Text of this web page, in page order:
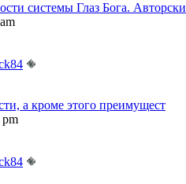
системы Глаз Бога. Авторски
а кроме этого преимущест